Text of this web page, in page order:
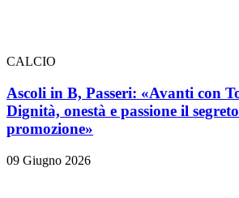
CALCIO
Ascoli in B, Passeri: «Avanti con
Dignità, onestà e passione il
promozione»
09 Giugno 2026